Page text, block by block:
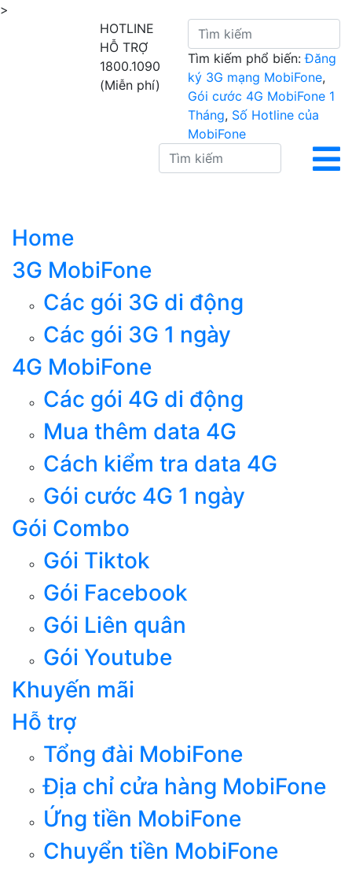
>
HOTLINE
HỖ TRỢ
1800.1090
(Miễn phí)
Tìm kiếm phổ biến: Đăng
ký 3G mạng MobiFone,
Gói cước 4G MobiFone 1
Tháng, Số Hotline của
MobiFone
Home
3G MobiFone
Các gói 3G di động
Các gói 3G 1 ngày
4G MobiFone
Các gói 4G di động
Mua thêm data 4G
Cách kiểm tra data 4G
Gói cước 4G 1 ngày
Gói Combo
Gói Tiktok
Gói Facebook
Gói Liên quân
Gói Youtube
Khuyến mãi
Hỗ trợ
Tổng đài MobiFone
Địa chỉ cửa hàng MobiFone
Ứng tiền MobiFone
Chuyển tiền MobiFone